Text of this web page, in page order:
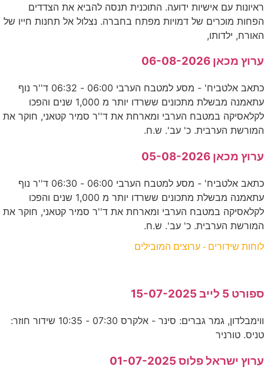
ראיונות עם אישיות ידועה. התוכנית תנסה להביא את הצדדים
הפחות מוכרים של דמויות מפתח בחברה. נצלול אל תחנות חייו של
האורח, ילדותו,
ערוץ מכאן 06-08-2026
כתאב אלטביח' - מסע למטבח הערבי 06:00 - 06:32 ד''ר נוף
עתאמנה מבשלת מתכונים ששרדו יותר מ 1,000 שנים והפכו
לקלאסיקה במטבח הערבי ומארחת את ד''ר סמיר קטאני, חוקר את
המורשת הערבית. כ' עב'. ש.ח.
ערוץ מכאן 05-08-2026
כתאב אלטביח' - מסע למטבח הערבי 06:00 - 06:30 ד''ר נוף
עתאמנה מבשלת מתכונים ששרדו יותר מ 1,000 שנים והפכו
לקלאסיקה במטבח הערבי ומארחת את ד''ר סמיר קטאני, חוקר את
המורשת הערבית. כ' עב'. ש.ח.
לוחות שידורים - ערוצים המובילים
ספורט 5 לייב 15-07-2025
ווימבלדון, גמר גברים: סינר - אלקרס 07:30 - 10:35 שידור חוזר:
טניס. טורניר
ערוץ ישראל פלוס 01-07-2025